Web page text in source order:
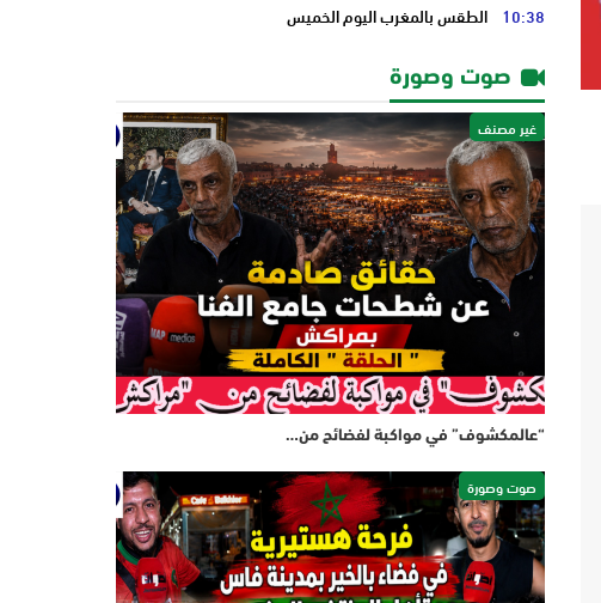
10:38 الطقس بالمغرب اليوم الخميس
صوت وصورة
غير مصنف
“عالمكشوف” في مواكبة لفضائح من…
صوت وصورة